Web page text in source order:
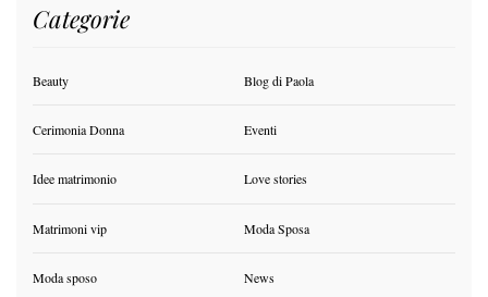
Categorie
Beauty Blog di Paola
Cerimonia Donna Eventi
Idee matrimonio Love stories
Matrimoni vip Moda Sposa
Moda sposo News